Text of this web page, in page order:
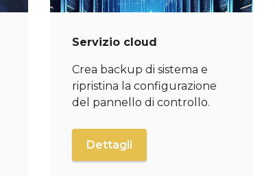
Servizio cloud
Crea backup di sistema e
ripristina la configurazione
del pannello di controllo.
Dettagli